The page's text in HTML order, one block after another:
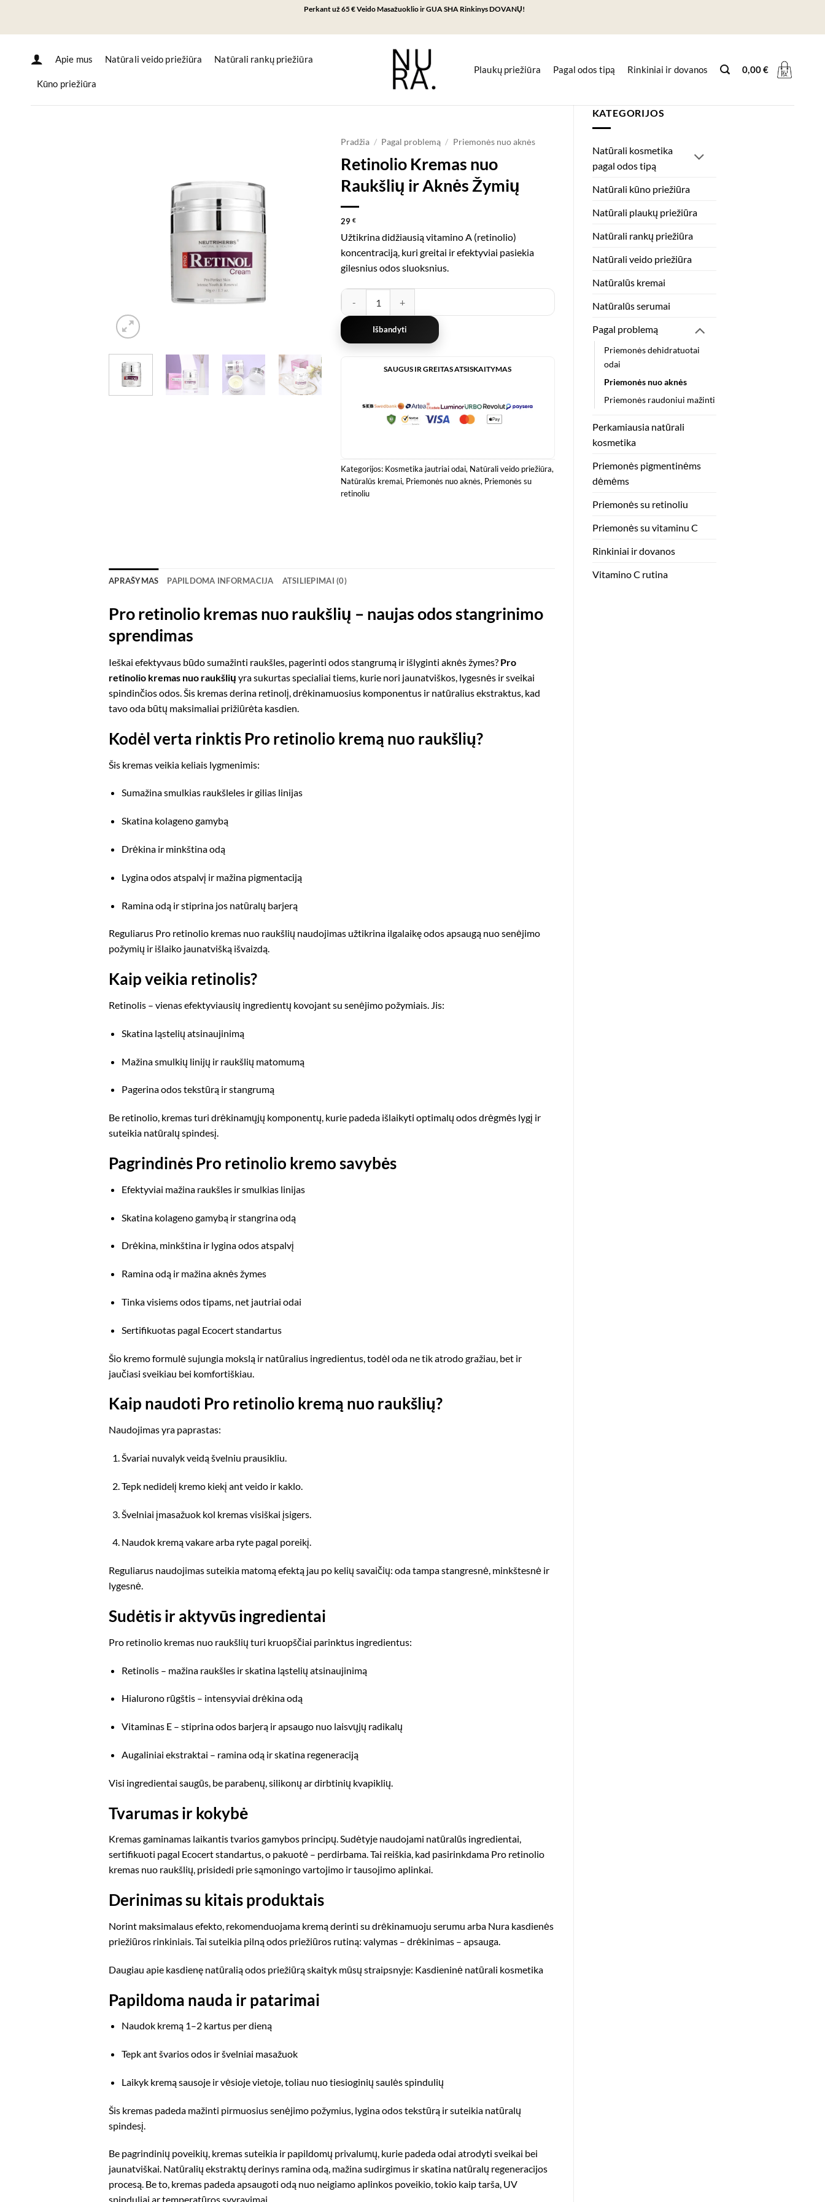
content
Perkant už 65 € Veido Masažuoklio ir GUA SHA Rinkinys DOVANŲ!
Apie mus Natūrali veido priežiūra Natūrali rankų priežiūra
Kūno priežiūra
Plaukų priežiūra Pagal odos tipą Rinkiniai ir dovanos 0,00€
KATEGORIJOS
Natūrali kosmetika
pagal odos tipą
Natūrali kūno priežiūra
Natūrali plaukų priežiūra
Natūrali rankų priežiūra
Natūrali veido priežiūra
Natūralūs kremai
Natūralūs serumai
Pagal problemą
Priemonės dehidratuotai
odai
Priemonės nuo aknės
Priemonės raudoniui mažinti
Perkamiausia natūrali
kosmetika
Priemonės pigmentinėms
dėmėms
Priemonės su retinoliu
Priemonės su vitaminu C
Rinkiniai ir dovanos
Vitamino C rutina
Pradžia / Pagal problemą / Priemonės nuo aknės
Retinolio Kremas nuo
Raukšlių ir Aknės Žymių
29€
Užtikrina didžiausią vitamino A (retinolio)
koncentraciją, kuri greitai ir efektyviai pasiekia
gilesnius odos sluoksnius.
produkto kiekis: Retinolio Kremas nuo Raukšlių ir Aknės Žymių
Išbandyti
SAUGUS IR GREITAS ATSISKAITYMAS
Kategorijos: Kosmetika jautriai odai, Natūrali veido priežiūra,
Natūralūs kremai, Priemonės nuo aknės, Priemonės su
retinoliu
APRAŠYMAS PAPILDOMA INFORMACIJA ATSILIEPIMAI (0)
Pro retinolio kremas nuo raukšlių – naujas odos stangrinimo
sprendimas
Ieškai efektyvaus būdo sumažinti raukšles, pagerinti odos stangrumą ir išlyginti aknės žymes? Pro
retinolio kremas nuo raukšlių yra sukurtas specialiai tiems, kurie nori jaunatviškos, lygesnės ir sveikai
spindinčios odos. Šis kremas derina retinolį, drėkinamuosius komponentus ir natūralius ekstraktus, kad
tavo oda būtų maksimaliai prižiūrėta kasdien.
Kodėl verta rinktis Pro retinolio kremą nuo raukšlių?
Šis kremas veikia keliais lygmenimis:
Sumažina smulkias raukšleles ir gilias linijas
Skatina kolageno gamybą
Drėkina ir minkština odą
Lygina odos atspalvį ir mažina pigmentaciją
Ramina odą ir stiprina jos natūralų barjerą
Reguliarus Pro retinolio kremas nuo raukšlių naudojimas užtikrina ilgalaikę odos apsaugą nuo senėjimo
požymių ir išlaiko jaunatvišką išvaizdą.
Kaip veikia retinolis?
Retinolis – vienas efektyviausių ingredientų kovojant su senėjimo požymiais. Jis:
Skatina ląstelių atsinaujinimą
Mažina smulkių linijų ir raukšlių matomumą
Pagerina odos tekstūrą ir stangrumą
Be retinolio, kremas turi drėkinamųjų komponentų, kurie padeda išlaikyti optimalų odos drėgmės lygį ir
suteikia natūralų spindesį.
Pagrindinės Pro retinolio kremo savybės
Efektyviai mažina raukšles ir smulkias linijas
Skatina kolageno gamybą ir stangrina odą
Drėkina, minkština ir lygina odos atspalvį
Ramina odą ir mažina aknės žymes
Tinka visiems odos tipams, net jautriai odai
Sertifikuotas pagal Ecocertstandartus
Šio kremo formulė sujungia mokslą ir natūralius ingredientus, todėl oda ne tik atrodo gražiau, bet ir
jaučiasi sveikiau bei komfortiškiau.
Kaip naudoti Pro retinolio kremą nuo raukšlių?
Naudojimas yra paprastas:
Švariai nuvalyk veidą švelniu prausikliu.
Tepk nedidelį kremo kiekį ant veido ir kaklo.
Švelniai įmasažuok kol kremas visiškai įsigers.
Naudok kremą vakare arba ryte pagal poreikį.
Reguliarus naudojimas suteikia matomą efektą jau po kelių savaičių: oda tampa stangresnė, minkštesnė ir
lygesnė.
Sudėtis ir aktyvūs ingredientai
Pro retinolio kremas nuo raukšlių turi kruopščiai parinktus ingredientus:
Retinolis – mažina raukšles ir skatina ląstelių atsinaujinimą
Hialurono rūgštis – intensyviai drėkina odą
Vitaminas E – stiprina odos barjerą ir apsaugo nuo laisvųjų radikalų
Augaliniai ekstraktai – ramina odą ir skatina regeneraciją
Visi ingredientai saugūs, be parabenų, silikonų ar dirbtinių kvapiklių.
Tvarumas ir kokybė
Kremas gaminamas laikantis tvarios gamybos principų. Sudėtyje naudojami natūralūs ingredientai,
sertifikuoti pagal Ecocertstandartus, o pakuotė – perdirbama. Tai reiškia, kad pasirinkdama Pro retinolio
kremas nuo raukšlių, prisidedi prie sąmoningo vartojimo ir tausojimo aplinkai.
Derinimas su kitais produktais
Norint maksimalaus efekto, rekomenduojama kremą derinti su drėkinamuoju serumu arba Nura kasdienės
priežiūros rinkiniais. Tai suteikia pilną odos priežiūros rutiną: valymas – drėkinimas – apsauga.
Daugiau apie kasdienę natūralią odos priežiūrą skaityk mūsų straipsnyje: Kasdieninė natūrali kosmetika
Papildoma nauda ir patarimai
Naudok kremą 1–2 kartus per dieną
Tepk ant švarios odos ir švelniai masažuok
Laikyk kremą sausoje ir vėsioje vietoje, toliau nuo tiesioginių saulės spindulių
Šis kremas padeda mažinti pirmuosius senėjimo požymius, lygina odos tekstūrą ir suteikia natūralų
spindesį.
Be pagrindinių poveikių, kremas suteikia ir papildomų privalumų, kurie padeda odai atrodyti sveikai bei
jaunatviškai. Natūralių ekstraktų derinys ramina odą, mažina sudirgimus ir skatina natūralų regeneracijos
procesą. Be to, kremas padeda apsaugoti odą nuo neigiamo aplinkos poveikio, tokio kaip tarša, UV
spinduliai ar temperatūros svyravimai.